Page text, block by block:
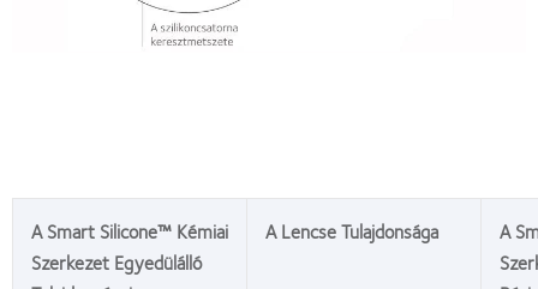
A Smart Silicone™ Kémiai
Szerkezet Egyedülálló
A Lencse Tulajdonsága
A